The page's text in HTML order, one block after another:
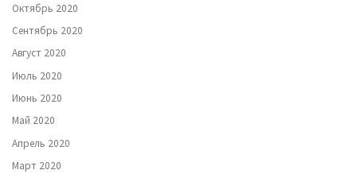
Октябрь 2020
Сентябрь 2020
Август 2020
Июль 2020
Июнь 2020
Май 2020
Апрель 2020
Март 2020